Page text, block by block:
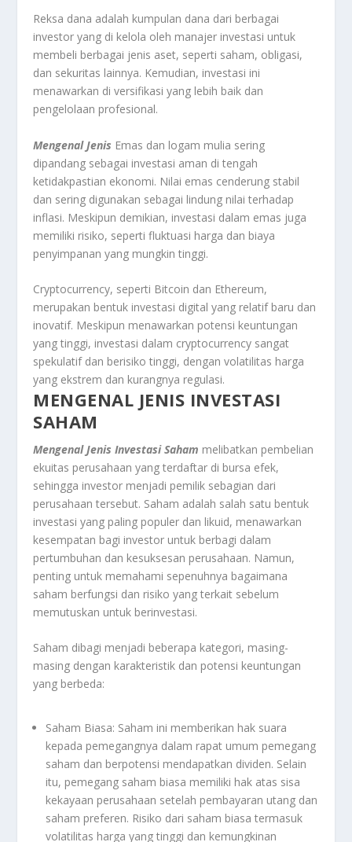
Reksa dana adalah kumpulan dana dari berbagai
investor yang di kelola oleh manajer investasi untuk
membeli berbagai jenis aset, seperti saham, obligasi,
dan sekuritas lainnya. Kemudian, investasi ini
menawarkan di versifikasi yang lebih baik dan
pengelolaan profesional.
Mengenal Jenis Emas dan logam mulia sering
dipandang sebagai investasi aman di tengah
ketidakpastian ekonomi. Nilai emas cenderung stabil
dan sering digunakan sebagai lindung nilai terhadap
inflasi. Meskipun demikian, investasi dalam emas juga
memiliki risiko, seperti fluktuasi harga dan biaya
penyimpanan yang mungkin tinggi.
Cryptocurrency, seperti Bitcoin dan Ethereum,
merupakan bentuk investasi digital yang relatif baru dan
inovatif. Meskipun menawarkan potensi keuntungan
yang tinggi, investasi dalam cryptocurrency sangat
spekulatif dan berisiko tinggi, dengan volatilitas harga
yang ekstrem dan kurangnya regulasi.
MENGENAL JENIS INVESTASI
SAHAM
Mengenal Jenis Investasi Saham melibatkan pembelian
ekuitas perusahaan yang terdaftar di bursa efek,
sehingga investor menjadi pemilik sebagian dari
perusahaan tersebut. Saham adalah salah satu bentuk
investasi yang paling populer dan likuid, menawarkan
kesempatan bagi investor untuk berbagi dalam
pertumbuhan dan kesuksesan perusahaan. Namun,
penting untuk memahami sepenuhnya bagaimana
saham berfungsi dan risiko yang terkait sebelum
memutuskan untuk berinvestasi.
Saham dibagi menjadi beberapa kategori, masing-
masing dengan karakteristik dan potensi keuntungan
yang berbeda:
Saham Biasa: Saham ini memberikan hak suara
kepada pemegangnya dalam rapat umum pemegang
saham dan berpotensi mendapatkan dividen. Selain
itu, pemegang saham biasa memiliki hak atas sisa
kekayaan perusahaan setelah pembayaran utang dan
saham preferen. Risiko dari saham biasa termasuk
volatilitas harga yang tinggi dan kemungkinan